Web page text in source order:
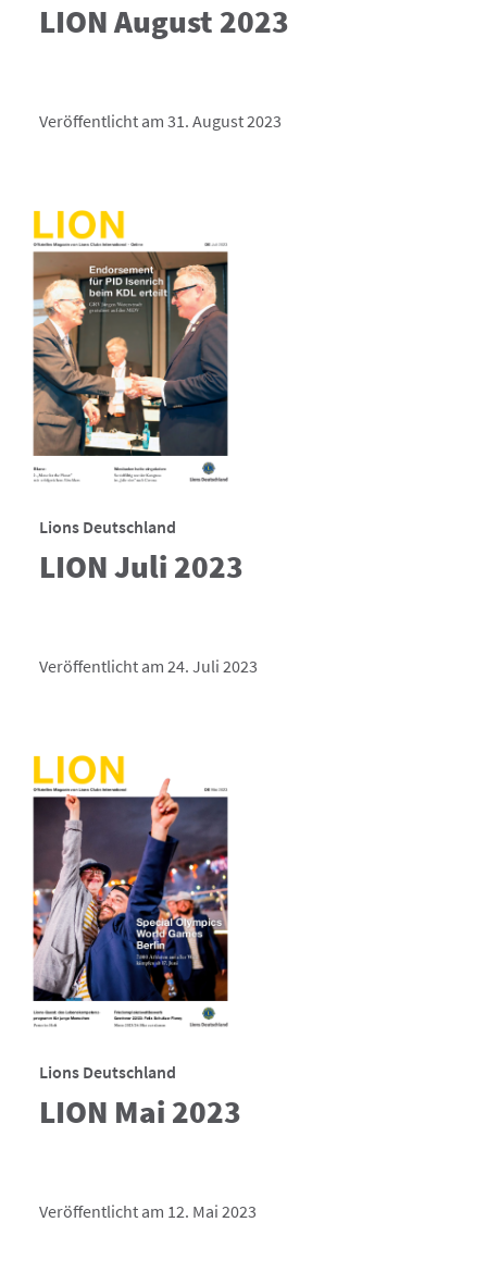
LION August 2023
Veröffentlicht am 31. August 2023
Lions Deutschland
LION Juli 2023
Veröffentlicht am 24. Juli 2023
Lions Deutschland
LION Mai 2023
Veröffentlicht am 12. Mai 2023